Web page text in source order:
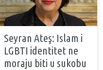
Seyran Ateş: Islam i
LGBTI identitet ne
moraju biti u sukobu